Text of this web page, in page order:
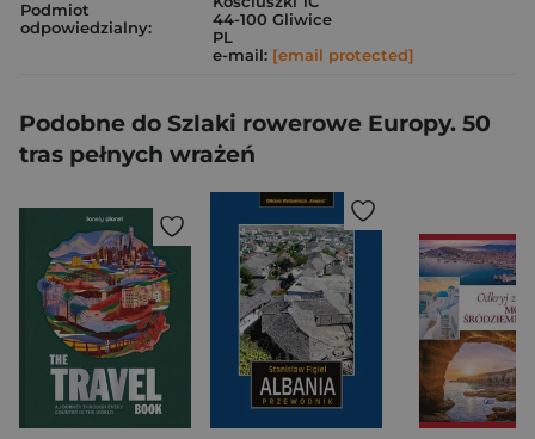
Podmiot
odpowiedzialny:
44-100 Gliwice
PL
e-mail: [email protected]
Podobne do Szlaki rowerowe Europy. 50
tras pełnych wrażeń